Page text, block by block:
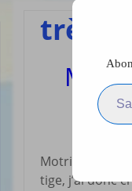
Affiches
Convention
Lettres Types
Projet
calendrier des
Vaccination
Cartes de
nounou
trèfle
Motricité avec
tige, j’ai donc
Saisissez votre adresse